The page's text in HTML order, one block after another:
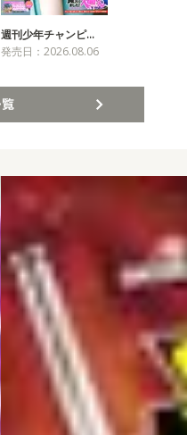
週刊少年チャンピ…
発売日：2026.08.06